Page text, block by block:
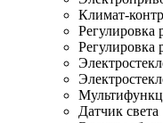
Климат-
Регулировка
Регулировка
Датчик света